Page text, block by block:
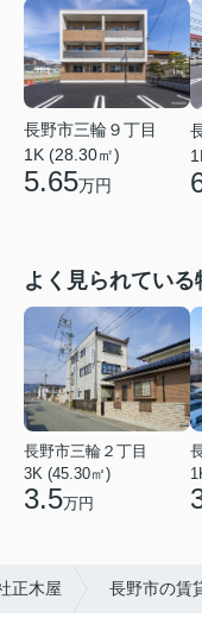
長野市三輪９丁目
1K (28.30㎡)
5.65万円
よく見られている
長野市三輪２丁目
3K (45.30㎡)
3.5万円
正木屋 長野市の賃